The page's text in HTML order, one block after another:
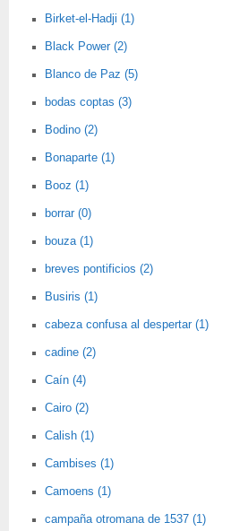
Birket-el-Hadji (1)
Black Power (2)
Blanco de Paz (5)
bodas coptas (3)
Bodino (2)
Bonaparte (1)
Booz (1)
borrar (0)
bouza (1)
breves pontificios (2)
Busiris (1)
cabeza confusa al despertar (1)
cadine (2)
Caín (4)
Cairo (2)
Calish (1)
Cambises (1)
Camoens (1)
campaña otromana de 1537 (1)